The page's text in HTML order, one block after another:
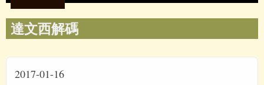
達文西解碼
2017-01-16